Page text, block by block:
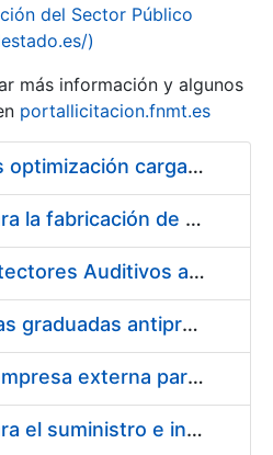
del Sector Público
)
más información y algunos
portallicitacion.fnmt.es
Pliego condiciones optimización cargas compras firmado
Acuerdo marco para la fabricación de piezas
Suministro de Protectores Auditivos a medida para las personas trabajadoras de los Centros de Trabajo de Madrid y Burgos
Suministro de gafas graduadas antiproyecciones para los trabajadores de la FNMT-RCM en los centros de trabajo de Madrid y Burgos
Servicios de una empresa externa para el asesoramiento y resolución de los recursos de alzada que se presentan relacionados con procesos de selección para la FNMT-RCM
Acuerdo marco para el suministro e instalación de persianas, estores y otros complementos